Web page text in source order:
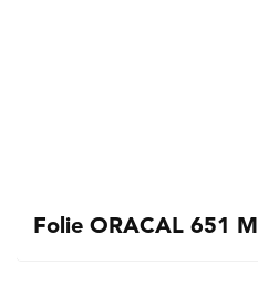
Folie ORACAL 651